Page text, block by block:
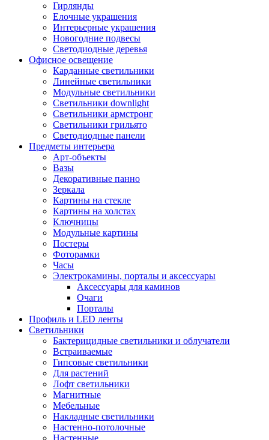
Гирлянды
Елочные украшения
Интерьерные украшения
Новогодние подвесы
Светодиодные деревья
Офисное освещение
Карданные светильники
Линейные светильники
Модульные светильники
Светильники downlight
Светильники армстронг
Светильники грильято
Светодиодные панели
Предметы интерьера
Арт-объекты
Вазы
Декоративные панно
Зеркала
Картины на стекле
Картины на холстах
Ключницы
Модульные картины
Постеры
Фоторамки
Часы
Электрокамины, порталы и аксессуары
Аксессуары для каминов
Очаги
Порталы
Профиль и LED ленты
Светильники
Бактерицидные светильники и облучатели
Встраиваемые
Гипсовые светильники
Для растений
Лофт светильники
Магнитные
Мебельные
Накладные светильники
Настенно-потолочные
Настенные